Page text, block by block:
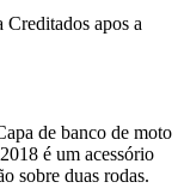
Creditados apos a
de banco de moto
é um acessório
sobre duas rodas.